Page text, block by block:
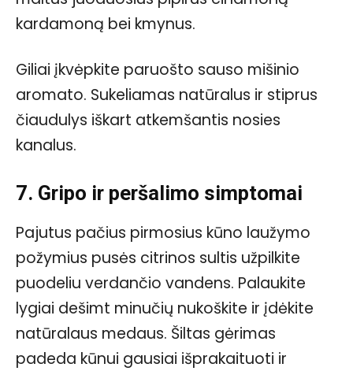
kardamoną bei kmynus.
Giliai įkvėpkite paruošto sauso mišinio
aromato. Sukeliamas natūralus ir stiprus
čiaudulys iškart atkemšantis nosies
kanalus.
7. Gripo ir peršalimo simptomai
Pajutus pačius pirmosius kūno laužymo
požymius pusės citrinos sultis užpilkite
puodeliu verdančio vandens. Palaukite
lygiai dešimt minučių nukoškite ir įdėkite
natūralaus medaus. Šiltas gėrimas
padeda kūnui gausiai išprakaituoti ir